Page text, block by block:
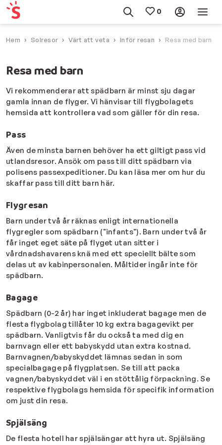
Hem Solresor Värt att veta Inför resan Resa med barn
Resa med barn
Vi rekommenderar att spädbarn är minst sju dagar
gamla innan de flyger. Vi hänvisar till flygbolagets
hemsida att kontrollera vad som gäller för din resa.
Pass
Även de minsta barnen behöver ha ett giltigt pass vid
utlandsresor. Ansök om pass till ditt spädbarn via
polisens passexpeditioner. Du kan läsa mer om hur du
skaffar pass till ditt barn här.
Flygresan
Barn under två år räknas enligt internationella
flygregler som spädbarn ("infants"). Barn under två år
får inget eget säte på flyget utan sitter i
vårdnadshavarens knä med ett speciellt bälte som
delas ut av kabinpersonalen. Måltider ingår inte för
spädbarn.
Bagage
Spädbarn (0-2 år) har inget inkluderat bagage men de
flesta flygbolag tillåter 10 kg extra bagagevikt per
spädbarn. Vanligtvis får du också ta med dig en
barnvagn eller ett babyskydd utan extra kostnad.
Barnvagnen/babyskyddet lämnas sedan in som
specialbagage på flygplatsen. Se till att packa
vagnen/babyskyddet väl i en stöttålig förpackning. Se
respektive flygbolags hemsida för specifik information
om just din resa.
Spjälsäng
De flesta hotell har spjälsängar att hyra ut. Spjälsäng